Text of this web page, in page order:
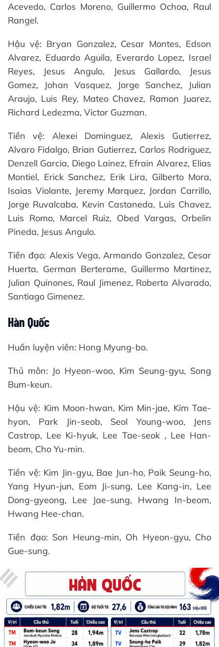
Acevedo, Carlos Moreno, Guillermo Ochoa, Raul
Rangel.
Hậu vệ: Bryan Gonzalez, Cesar Montes, Edson
Alvarez, Eduardo Aguila, Everardo Lopez, Israel
Reyes, Jesus Angulo, Jesus Gallardo, Jesus
Gomez, Johan Vasquez, Jorge Sanchez, Julian
Araujo, Luis Rey, Mateo Chavez, Ramon Juarez,
Richard Ledezma, Victor Guzman.
Tiền vệ: Alexei Dominguez, Alexis Gutierrez,
Alvaro Fidalgo, Brian Gutierrez, Carlos Rodriguez,
Denzell Garcia, Diego Lainez, Efrain Alvarez, Elias
Montiel, Erick Sanchez, Erik Lira, Gilberto Mora,
Isaias Violante, Jeremy Marquez, Jordan Carrillo,
Jorge Ruvalcaba, Kevin Castaneda, Luis Chavez,
Luis Romo, Marcel Ruiz, Obed Vargas, Orbelin
Pineda, Jesus Angulo.
Tiền đạo: Alexis Vega, Armando Gonzalez, Cesar
Huerta, German Berterame, Guillermo Martinez,
Julian Quinones, Raul Jimenez, Roberto Alvarado,
Santiago Gimenez.
Hàn Quốc
Huấn luyện viên: Hong Myung-bo.
Thủ môn: Jo Hyeon-woo, Kim Seung-gyu, Song
Bum-keun.
Hậu vệ: Kim Moon-hwan, Kim Min-jae, Kim Tae-
hyon, Park Jin-seob, Seol Young-woo, Jens
Castrop, Lee Ki-hyuk, Lee Tae-seok , Lee Han-
beom, Cho Yu-min.
Tiền vệ: Kim Jin-gyu, Bae Jun-ho, Paik Seung-ho,
Yang Hyun-jun, Eom Ji-sung, Lee Kang-in, Lee
Dong-gyeong, Lee Jae-sung, Hwang In-beom,
Hwang Hee-chan.
Tiền đạo: Son Heung-min, Oh Hyeon-gyu, Cho
Gue-sung.